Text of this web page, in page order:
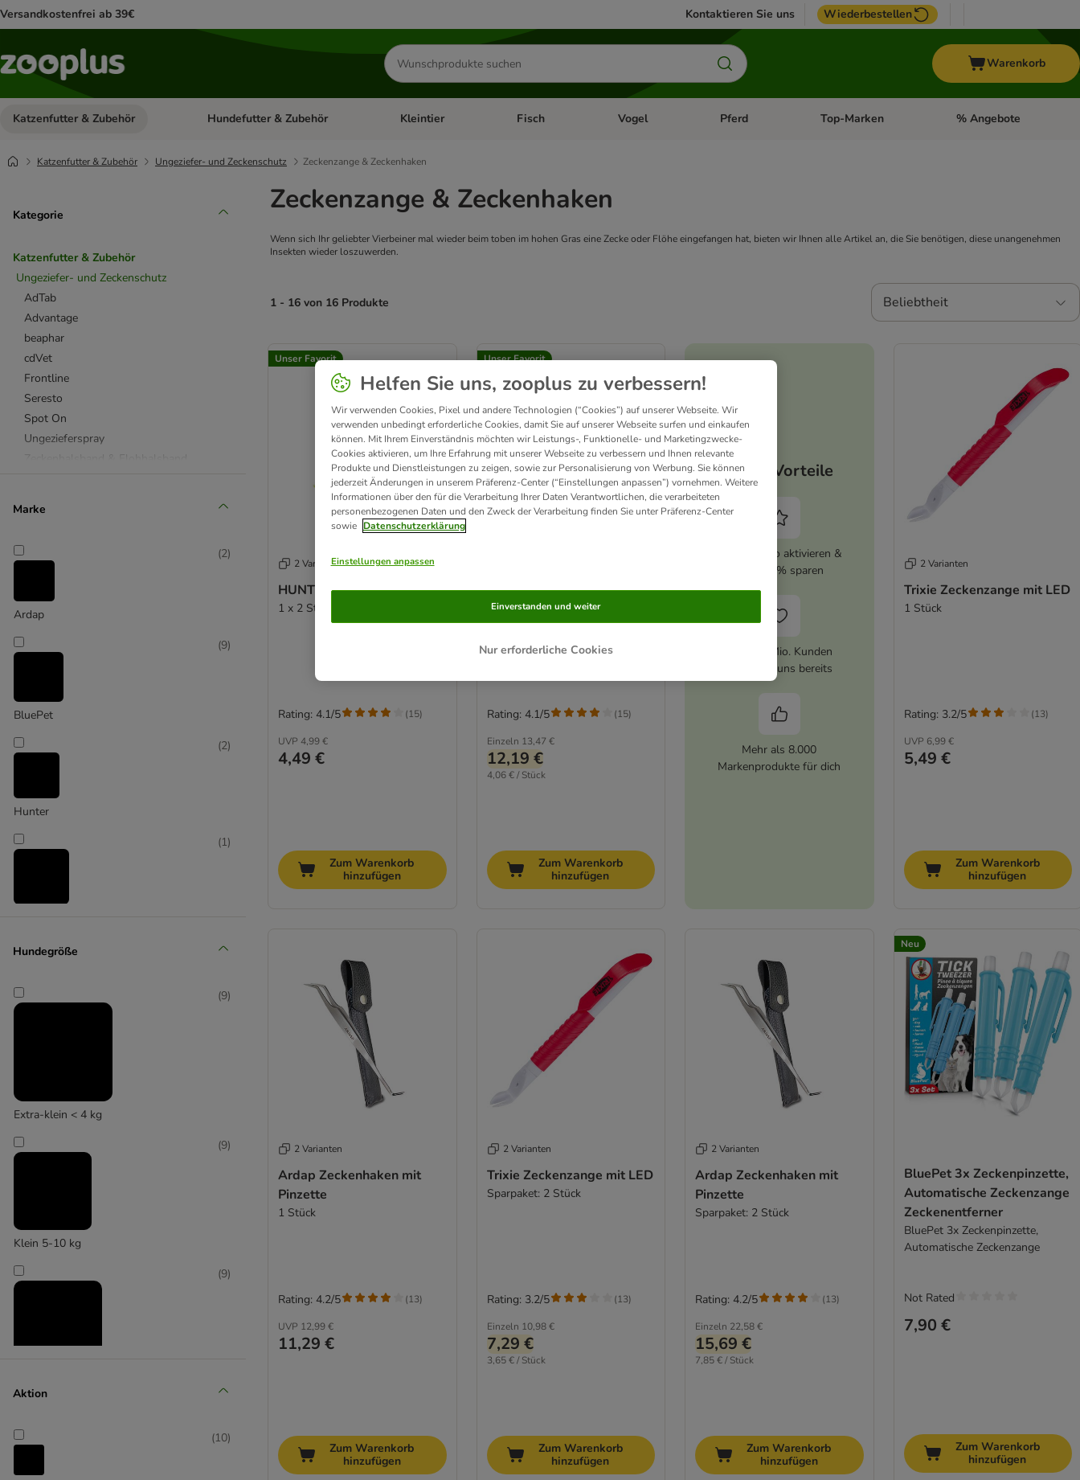
Versandkostenfrei ab 39€ Kontaktieren Sie uns Wiederbestellen
Produkte
suchen
Warenkorb
Katzenfutter & Zubehör Kategorie-Menü öffnen: Katzenfutter & Zubehör
Hundefutter & Zubehör Kategorie-Menü öffnen: Hundefutter & Zubehör
Kleintier Kategorie-Menü öffnen: Kleintier
Fisch Kategorie-Menü öffnen: Fisch
Vogel Kategorie-Menü öffnen: Vogel
Pferd Kategorie-Menü öffnen: Pferd
Top-Marken Kategorie-Menü öffnen:
% Angebote
Katzenfutter & Zubehör Ungeziefer- und Zeckenschutz Zeckenzange & Zeckenhaken
Kategorie
Katzenfutter & Zubehör
Ungeziefer- und Zeckenschutz
AdTab
Advantage
beaphar
cdVet
Frontline
Seresto
Spot On
Ungezieferspray
Marke
Ardap
(2)
BluePet
(9)
Hunter
(2)
(1)
Trixie
(2)
Hundegröße
Extra-klein < 4 kg
(9)
Klein 5-10 kg
(9)
(9)
Aktion
(10)
Zeckenzange & Zeckenhaken
Wenn sich Ihr geliebter Vierbeiner mal wieder beim toben im hohen Gras eine Zecke oder Flöhe eingefangen hat, bieten wir Ihnen alle Artikel an, die Sie benötigen, diese unangenehmen
Insekten wieder loszuwerden.
1 - 16 von 16 Produkte Beliebtheit
Unser Favorit
2 Varianten
HUNTER Zeckenhaken Ajka
1 x 2 Stück
UVP 4,99 €
4,49 €
Rating: 4.1/5 (15)
Zum Warenkorb
hinzufügen
Unser Favorit
HUNTER Zeckenhaken Ajka
Sparpaket: 3 x 2 Stück
Einzeln 13,47 €
12,19 €
4,06 € / Stück
Rating: 4.1/5 (15)
Zum Warenkorb
hinzufügen
Deine Vorteile
zooplus Abo aktivieren &
immer 5% sparen
Über 10 Mio. Kunden
vertrauen uns bereits
Mehr als 8.000
Markenprodukte für dich
2 Varianten
Trixie Zeckenzange mit LED
1 Stück
UVP 6,99 €
5,49 €
Rating: 3.2/5 (13)
Zum Warenkorb
hinzufügen
2 Varianten
Ardap Zeckenhaken mit
Pinzette
1 Stück
UVP 12,99 €
11,29 €
Rating: 4.2/5 (13)
Zum Warenkorb
hinzufügen
2 Varianten
Trixie Zeckenzange mit LED
Sparpaket: 2 Stück
Einzeln 10,98 €
7,29 €
3,65 € / Stück
Rating: 3.2/5 (13)
Zum Warenkorb
hinzufügen
2 Varianten
Ardap Zeckenhaken mit
Pinzette
Sparpaket: 2 Stück
Einzeln 22,58 €
15,69 €
7,85 € / Stück
Rating: 4.2/5 (13)
Zum Warenkorb
hinzufügen
Neu
BluePet 3x Zeckenpinzette,
Automatische Zeckenzange
Zeckenentferner
BluePet 3x Zeckenpinzette,
Automatische Zeckenzange
7,90 €
Not Rated
Zum Warenkorb
hinzufügen
Helfen Sie uns, zooplus zu verbessern!
Wir verwenden Cookies, Pixel und andere Technologien (“Cookies”) auf unserer Webseite. Wir
verwenden unbedingt erforderliche Cookies, damit Sie auf unserer Webseite surfen und einkaufen
können. Mit Ihrem Einverständnis möchten wir Leistungs-, Funktionelle- und Marketingzwecke-
Cookies aktivieren, um Ihre Erfahrung mit unserer Webseite zu verbessern und Ihnen relevante
Produkte und Dienstleistungen zu zeigen, sowie zur Personalisierung von Werbung. Sie können
jederzeit Änderungen in unserem Präferenz-Center (“Einstellungen anpassen”) vornehmen. Weitere
Informationen über den für die Verarbeitung Ihrer Daten Verantwortlichen, die verarbeiteten
personenbezogenen Daten und den Zweck der Verarbeitung finden Sie unter Präferenz-Center
sowie Datenschutzerklärung
Einstellungen anpassen
Nur erforderliche Cookies
Einverstanden und weiter